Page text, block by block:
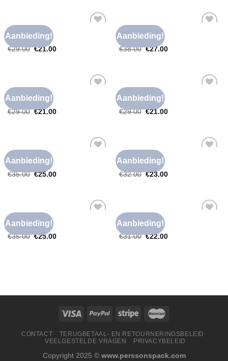
Aanbieding!
NIKKIE T SHIRT
nikkie t shirt
€29.00 €21.00
Aanbieding!
NIKKIE T SHIRT
nikkie t shirt
€38.00 €27.00
Aanbieding!
nikkie t shirt
€29.00 €21.00
Aanbieding!
nikkie t shirt
€29.00 €21.00
Aanbieding!
nikkie t shirt
€35.00 €25.00
Aanbieding!
nikkie t shirt
€32.00 €23.00
Aanbieding!
nikkie t shirt
€35.00 €25.00
Aanbieding!
nikkie t shirt
€31.00 €22.00
CONTACT
TERUGBETAAL- EN RETOURNERINGSBELEID
VEELGESTELDE VRAGEN
PRIVACYBELEID
Copyright 2025 © www.perssonspack.com